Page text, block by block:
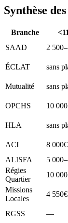
Synthèse
Branche
SAAD
2
ÉCLAT
sans
Mutualité sans
OPCHS 10
HLA sans
ACI 8 000€
ALISFA
5
Régies
Quartier
10
Missions
Locales
4 550€
RGSS —